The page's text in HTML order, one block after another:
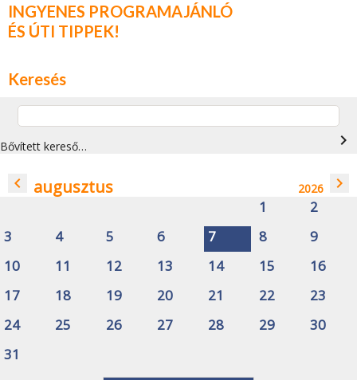
INGYENES PROGRAMAJÁNLÓ
ÉS ÚTI TIPPEK!
Keresés
Bővített kereső… navigate_next
navigate_before augusztus 2026 navigate_next
1
2
3
4 5 6 7 8
9
10
11 12 13 14 15
16
17
18 19 20 21 22
23
24
25 26 27 28 29
30
31